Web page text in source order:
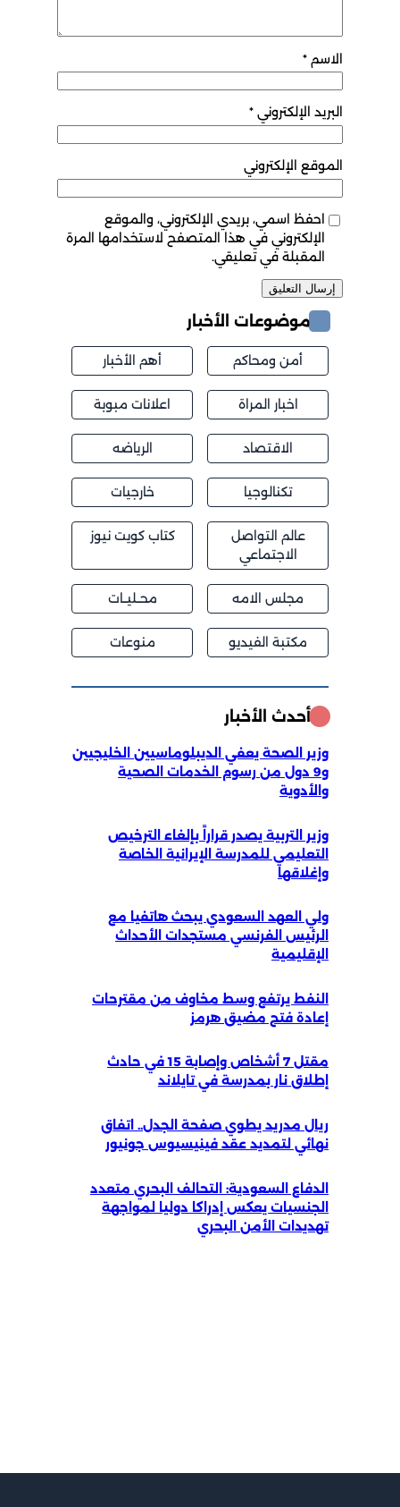
الاسم*
البريد الإلكتروني *
الموقع الإلكتروني
احفظ اسمي، بريدي الإلكتروني، والموقع
الإلكتروني في هذا المتصفح لاستخدامها المرة
المقبلة في تعليقي.
موضوعات الأخبار
أمن ومحاكم أهم الأخبار
اخبار المراة اعلانات مبوبة
الاقتصاد الرياضه
تكنالوجيا خارجيات
عالم التواصل
الاجتماعي
كتاب كويت نيوز
مجلس الامه محــليــات
مكتبة الفيديو منوعات
أحدث الأخبار
وزير الصحة يعفي الديبلوماسيين الخليجيين
و9 دول من رسوم الخدمات الصحية
والأدوية
وزير التربية يصدر قراراً بإلغاء الترخيص
التعليمي للمدرسة الإيرانية الخاصة
وإغلاقها
ولي العهد السعودي يبحث هاتفيا مع
الرئيس الفرنسي مستجدات الأحداث
الإقليمية
النفط يرتفع وسط مخاوف من مقترحات
إعادة فتح مضيق هرمز
مقتل 7 أشخاص وإصابة 15 في حادث
إطلاق نار بمدرسة في تايلاند
ريال مدريد يطوي صفحة الجدل.. اتفاق
نهائي لتمديد عقد فينيسيوس جونيور
الدفاع السعودية: التحالف البحري متعدد
الجنسيات يعكس إدراكا دوليا لمواجهة
تهديدات الأمن البحري